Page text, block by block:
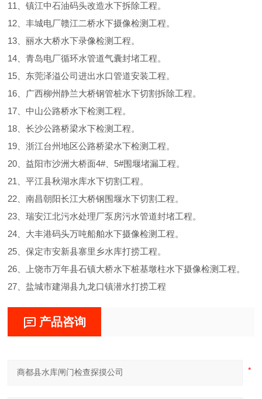
11、镇江中石油码头改造水下拆除工程。
12、丰城电厂赣江二桥水下摄像检测工程。
13、丽水大桥水下录像检测工程。
14、青岛电厂循环水管道气囊封堵工程。
15、东莞泽溢公司进出水口管道安装工程。
16、广西柳州静兰大桥钢管桩水下切割拆除工程。
17、中山公路桥水下检测工程。
18、长沙公路桥梁水下检测工程。
19、浙江台州地区公路桥梁水下检测工程。
20、益阳市沙洲大桥面4#、5#围堰堵漏工程。
21、平江县秋湖水库水下切割工程。
22、南昌朝阳长江大桥钢围堰水下切割工程。
23、瑞安江北污水处理厂泵房污水管道封堵工程。
24、大丰港码头万吨船舶水下摄像检测工程。
25、保定市安新县寨里乡水库打捞工程。
26、上饶市万年县石镇大桥水下桩基墩柱水下摄像检测工程。
27、盐城市建湖县九龙口镇潜水打捞工程
产品咨询